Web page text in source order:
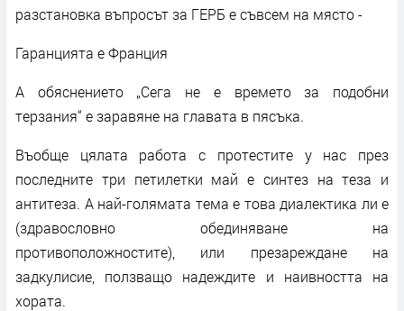
разстановка въпросът за ГЕРБ е съвсем на място -
Гаранцията е Франция
А обяснението „Сега не е времето за подобни
терзания“ е заравяне на главата в пясъка.
Въобще цялата работа с протестите у нас през
последните три петилетки май е синтез на теза и
антитеза. А най-голямата тема е това диалектика ли е
(здравословно обединяване на
противоположностите), или презареждане на
задкулисие, ползващо надеждите и наивността на
хората.